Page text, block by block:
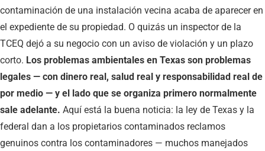
contaminación de una instalación vecina acaba de aparecer en
el expediente de su propiedad. O quizás un inspector de la
TCEQ dejó a su negocio con un aviso de violación y un plazo
corto. Los problemas ambientales en Texas son problemas
legales — con dinero real, salud real y responsabilidad real de
por medio — y el lado que se organiza primero normalmente
sale adelante. Aquí está la buena noticia: la ley de Texas y la
federal dan a los propietarios contaminados reclamos
genuinos contra los contaminadores — muchos manejados